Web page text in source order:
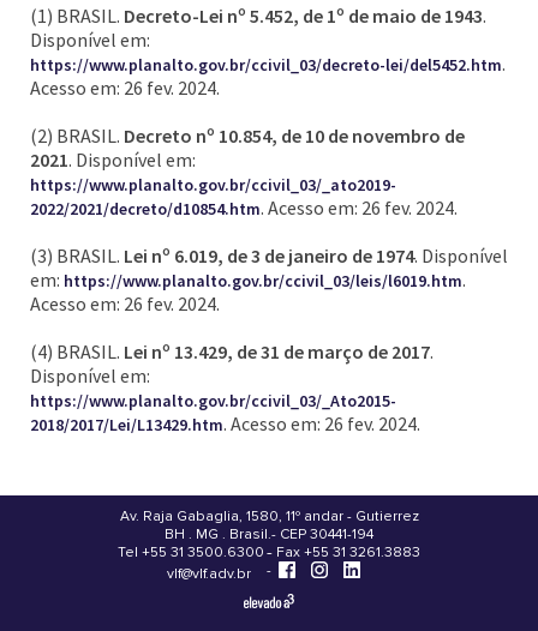
(1) BRASIL. Decreto-Lei nº 5.452, de 1º de maio de 1943.
Disponível em:
https://www.planalto.gov.br/ccivil_03/decreto-lei/del5452.htm.
Acesso em: 26 fev. 2024.
(2) BRASIL. Decreto nº 10.854, de 10 de novembro de
2021. Disponível em:
https://www.planalto.gov.br/ccivil_03/_ato2019-
2022/2021/decreto/d10854.htm. Acesso em: 26 fev. 2024.
(3) BRASIL. Lei nº 6.019, de 3 de janeiro de 1974. Disponível
em: https://www.planalto.gov.br/ccivil_03/leis/l6019.htm.
Acesso em: 26 fev. 2024.
(4) BRASIL. Lei nº 13.429, de 31 de março de 2017.
Disponível em:
https://www.planalto.gov.br/ccivil_03/_Ato2015-
2018/2017/Lei/L13429.htm. Acesso em: 26 fev. 2024.
Av. Raja Gabaglia, 1580, 11º andar - Gutierrez
.
BH . MG . Brasil - CEP 30441-194
-
Tel +55 31 3500.6300 - Fax +55 31 3261.3883
-
vlf@vlf.adv.br